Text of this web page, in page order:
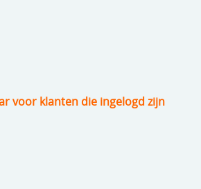
voor klanten die ingelogd zijn